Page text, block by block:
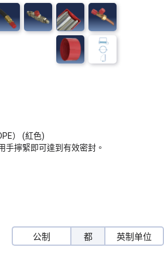
） (紅色)
手擰緊即可達到有效密封。
公制 都 英制单位